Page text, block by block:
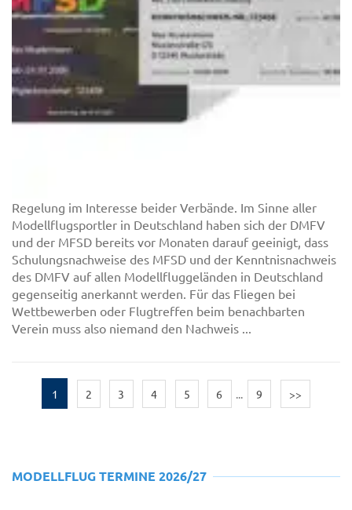
Regelung im Interesse beider Verbände. Im Sinne aller
Modellflugsportler in Deutschland haben sich der DMFV
und der MFSD bereits vor Monaten darauf geeinigt, dass
Schulungsnachweise des MFSD und der Kenntnisnachweis
des DMFV auf allen Modellfluggeländen in Deutschland
gegenseitig anerkannt werden. Für das Fliegen bei
Wettbewerben oder Flugtreffen beim benachbarten
Verein muss also niemand den Nachweis ...
1 2 3 4 5 6 ... 9 >>
MODELLFLUG TERMINE 2026/27